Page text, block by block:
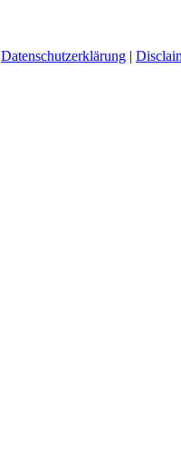
Datenschutzerklärung |